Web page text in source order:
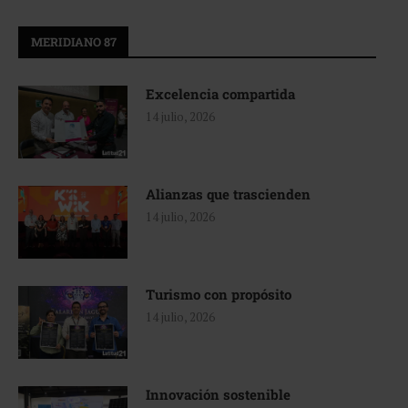
MERIDIANO 87
Excelencia compartida
14 julio, 2026
Alianzas que trascienden
14 julio, 2026
Turismo con propósito
14 julio, 2026
Innovación sostenible